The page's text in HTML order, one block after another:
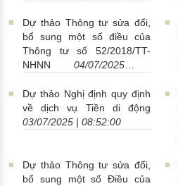
NHNN quy định về trật tự,
thủ tục giám sát ngân hàng
09/07/2025 | 09:05:00
Dự thảo Thông tư sửa đổi,
bổ sung một số điều của
Thông tư số 52/2018/TT-
NHNN
04/07/2025 |
Dự thảo Nghị định quy định
về dịch vụ Tiền di động
03/07/2025 | 08:52:00
Dự thảo Thông tư sửa đổi,
bổ sung một số Điều của